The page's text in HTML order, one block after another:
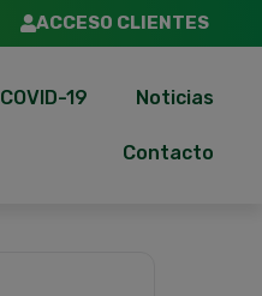
ACCESO CLIENTES
COVID-19 Noticias
Contacto